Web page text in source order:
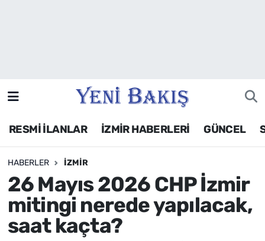
RESMİ İLANLAR İZMİR HABERLERİ GÜNCEL
HABERLER İZMIR
26 Mayıs 2026 CHP İzmir
mitingi nerede yapılacak,
saat kaçta?
Siyaset
Asayiş / Polis-Adliye
Spor
Magazin